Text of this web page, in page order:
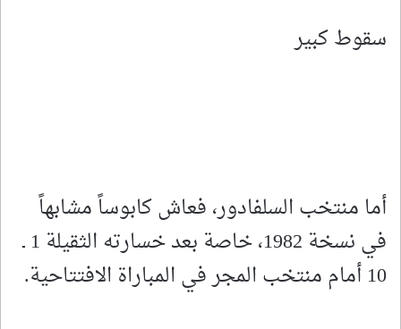
سقوط كبير
أما منتخب السلفادور، فعاش كابوساً مشابهاً
في نسخة 1982، خاصة بعد خسارته الثقيلة 1 ـ
10 أمام منتخب المجر في المباراة الافتتاحية.